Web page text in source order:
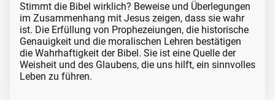
Stimmt die Bibel wirklich? Beweise und Überlegungen
im Zusammenhang mit Jesus zeigen, dass sie wahr
ist. Die Erfüllung von Prophezeiungen, die historische
Genauigkeit und die moralischen Lehren bestätigen
die Wahrhaftigkeit der Bibel. Sie ist eine Quelle der
Weisheit und des Glaubens, die uns hilft, ein sinnvolles
Leben zu führen.